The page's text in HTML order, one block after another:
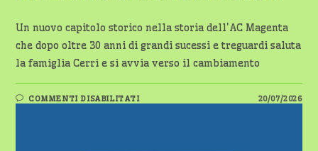
Un nuovo capitolo storico nella storia dell'AC Magenta
che dopo oltre 30 anni di grandi sucessi e treguardi saluta
la famiglia Cerri e si avvia verso il cambiamento
COMMENTI DISABILITATISU
UN
20/07/2026